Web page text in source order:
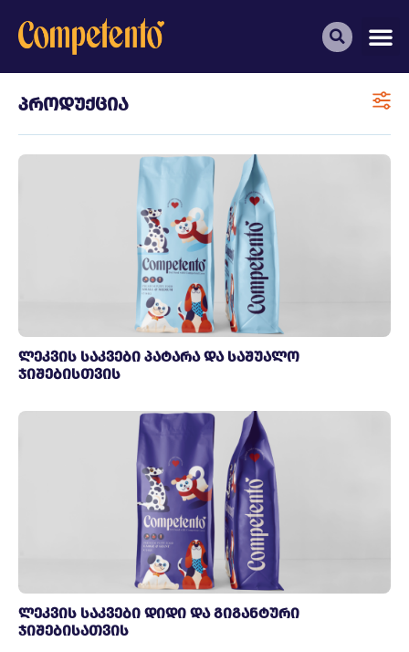
პროდუქცია
ლეკვის საკვები პატარა და საშუალო
ჯიშებისთვის
ლეკვის საკვები დიდი და გიგანტური
ჯიშებისათვის